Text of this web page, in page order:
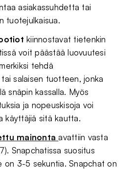
asiakassuhdetta tai
tuotejulkaisua.
kiinnostavat tietenkin
voit päästää luovuutesi
tehdä
salaisen tuotteen, jonka
snäpin kassalla. Myös
ja nopeuskisoja voi
käyttäjiä sitä kautta.
mainonta avattiin vasta
Snapchatissa suositus
on 3-5 sekuntia. Snapchat on